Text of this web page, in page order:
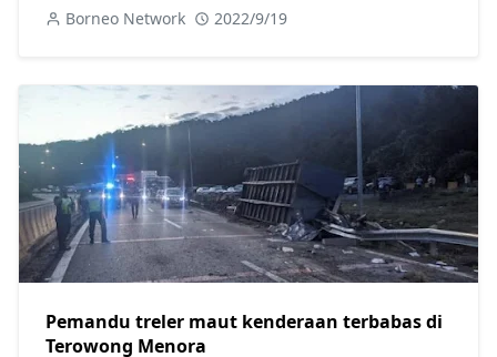
Borneo Network 2022/9/19
Pemandu treler maut kenderaan terbabas di
Terowong Menora